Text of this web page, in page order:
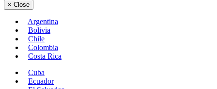
× Close
Argentina
Bolivia
Chile
Colombia
Costa Rica
Cuba
Ecuador